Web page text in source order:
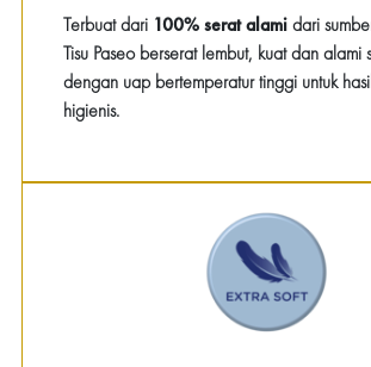
Terbuat dari 100% serat alamidari
Tisu Paseo berserat lembut, kuat dan alami
dengan uap bertemperatur tinggi untuk
higienis.